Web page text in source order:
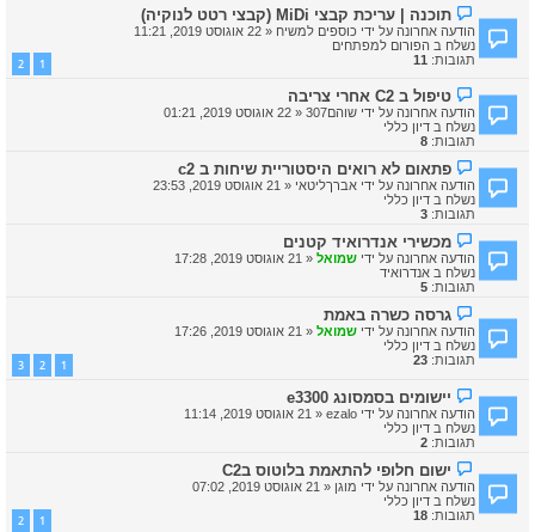
ח
ד
ש
ה
ה
ו
ד
ע
ה
ד
ש
ה
תוכנה | עריכת קבצי MiDi (קבצי רטט לנוקיה)
הודעה אחרונה על ידי כוספים למשיח«22 אוגוסט 2019, 11:21
נשלח בהפורום למפתחים
תגובות: 11
2
ה
ו
ד
ע
ה
ח
ד
ש
ה
טיפול ב C2 אחרי צריבה
הודעה אחרונה על ידי שוהם307 «22 אוגוסט 2019, 01:21
נשלח בדיון כללי
תגובות: 8
ה
ו
ד
ע
ה
ח
ד
ש
ה
פתאום לא רואים היסטוריית שיחות ב c2
הודעה אחרונה על ידי אברךליטאי«21 אוגוסט 2019, 23:53
נשלח בדיון כללי
תגובות: 3
ה
ו
ד
ע
ה
ח
ד
ש
ה
מכשירי אנדרואיד קטנים
הודעה אחרונה על ידי שמואל«21 אוגוסט 2019, 17:28
נשלח באנדרואיד
תגובות: 5
ה
ו
ד
ע
ה
ד
ש
ה
גרסה כשרה באמת
הודעה אחרונה על ידי שמואל«21 אוגוסט 2019, 17:26
נשלח בדיון כללי
תגובות: 23
2
3
ה
ו
ד
ע
ה
ח
ד
ש
ה
יישומים בסמסונג e3300
הודעה אחרונה על ידי ezalo
«21 אוגוסט 2019, 11:14
נשלח בדיון כללי
תגובות: 2
ה
ו
ד
ע
ה
ישום חלופי להתאמת בלוטוס בC2
הודעה אחרונה על ידי מוגן«21 אוגוסט 2019, 07:02
נשלח בדיון כללי
תגובות: 18
2